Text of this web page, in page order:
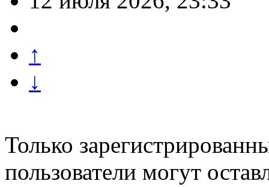
↑
↓
Только
пользователи могут